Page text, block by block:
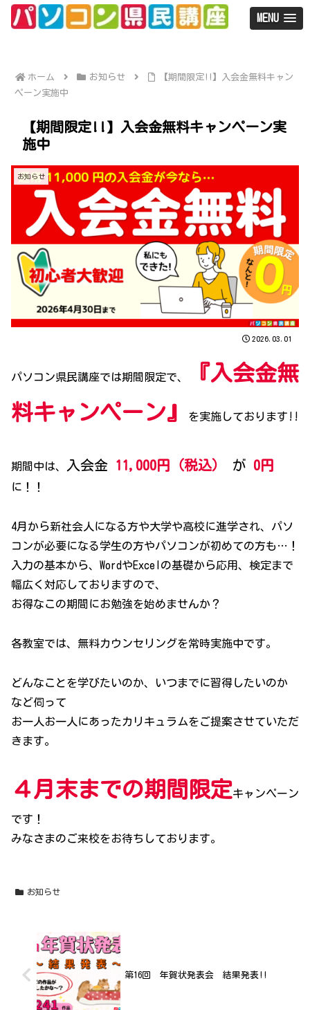
MENU
ホーム お知らせ
【期間限定!!】入会金無料キャン
ペーン実施中
【期間限定!!】入会金無料キャンペーン実
施中
お知らせ
2026.03.01
パソコン県民講座では期間限定で、
『入会金無
料キャンペーン』
を実施しております!!
期間中は、 入会金 11,000円（税込） が 0円
に！！
4月から新社会人になる方や大学や高校に進学され、パソ
コンが必要になる学生の方やパソコンが初めての方も…！
入力の基本から、WordやExcelの基礎から応用、検定まで
幅広く対応しておりますので、
お得なこの期間にお勉強を始めませんか？
各教室では、無料カウンセリングを常時実施中です。
どんなことを学びたいのか、いつまでに習得したいのか
など伺って
お一人お一人にあったカリキュラムをご提案させていただ
きます。
４月末までの期間限定キャンペーン
です！
みなさまのご来校をお待ちしております。
お知らせ
第16回 年賀状発表会 結果発表!!